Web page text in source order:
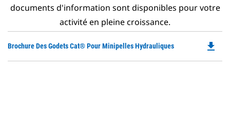
documents d'information sont disponibles pour votre
activité en pleine croissance.
Brochure Des Godets Cat® Pour Minipelles Hydrauliques file_download